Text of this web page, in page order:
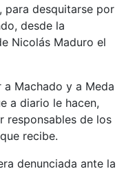
para desquitarse por
desde la
Nicolás Maduro el
Machado y a Meda
a diario le hacen,
responsables de los
recibe.
denunciada ante la